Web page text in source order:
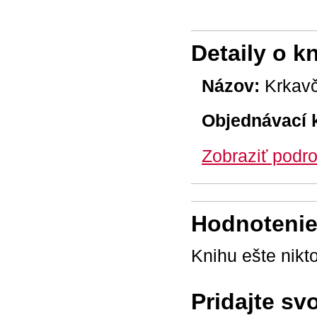
Detaily o
Názov:
Objednávací
Zobraziť
Knihu ešte
Pridajte